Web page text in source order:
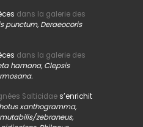
dans la galerie des
punctum, Deraeocoris
dans la galerie des
hamana, Clepsis
Salticidaes’enrichit
xanthogramma,
zebraneus,